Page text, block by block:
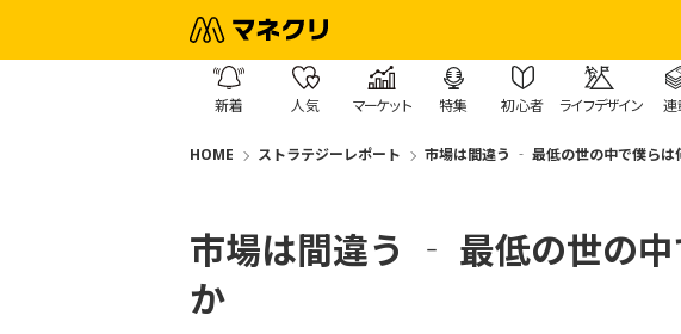
新着 人気 マーケット 特集 初心者 ライフデザイン 連
HOME ストラテジーレポート 市場は間違う ‐ 最低の世の中で僕らは
市場は間違う ‐ 最低の世の
か